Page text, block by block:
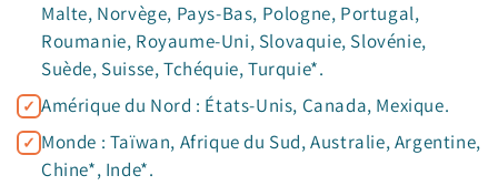
Malte, Norvège, Pays-Bas, Pologne, Portugal,
Roumanie, Royaume-Uni, Slovaquie, Slovénie,
Suède, Suisse, Tchéquie, Turquie*.
Amérique du Nord : États-Unis, Canada, Mexique.
Monde : Taïwan, Afrique du Sud, Australie, Argentine,
Chine*, Inde*.